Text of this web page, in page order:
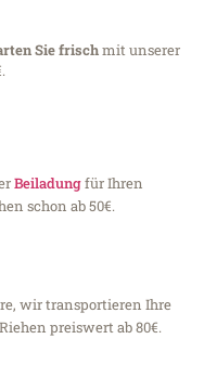
Sie frischmit unserer
Beiladungfür Ihren
schon ab 50€.
wir transportieren Ihre
preiswert ab 80€.